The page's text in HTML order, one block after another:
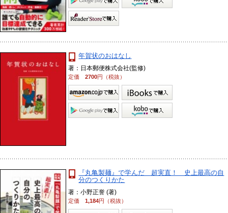
年賀状のおはなし
著：日本郵便株式会社(監修)
定価2700円（税抜）
『丸亀製麺』で学んだ 超実直！ 史上最高の自
分のつくりかた
著：小野正誉 (著)
定価1,184円（税抜）